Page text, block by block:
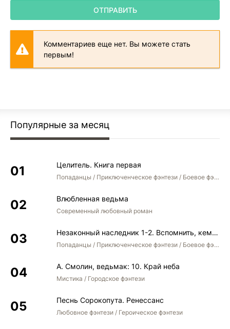
ОТПРАВИТЬ
Комментариев еще нет. Вы можете стать
первым!
Популярные за месяц
Целитель. Книга первая
Попаданцы / Приключенческое фэнтези / Боевое фэнтези
Влюбленная ведьма
Современный любовный роман
Незаконный наследник 1-2. Вспомнить, кем был. Стать собой. Остаться собой
Попаданцы / Приключенческое фэнтези / Боевое фэнтези / Юмористическое фэнтези
А. Смолин, ведьмак: 10. Край неба
Мистика / Городское фэнтези
Песнь Сорокопута. Ренессанс
Любовное фэнтези / Героическое фэнтези